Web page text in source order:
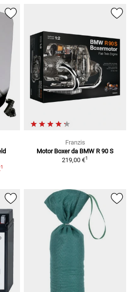
1
Franzis
Motor Boxer da BMW R 90 S
219,00 €1